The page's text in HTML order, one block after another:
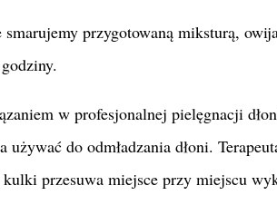
smarujemy przygotowaną miksturą,
w profesjonalnej pielęgnacji
używać do odmładzania dłoni.
przesuwa miejsce przy miejscu